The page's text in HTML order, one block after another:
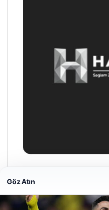
28/04/2026
Göz Atın